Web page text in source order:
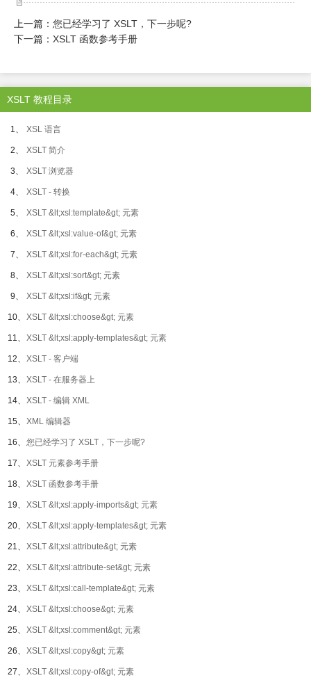
上一篇： 您已经学习了 XSLT，下一步呢?
下一篇： XSLT 函数参考手册
XSLT 教程目录
1、 XSL 语言
2、 XSLT 简介
3、 XSLT 浏览器
4、 XSLT - 转换
5、 XSLT &lt;xsl:template&gt; 元素
6、 XSLT &lt;xsl:value-of&gt; 元素
7、 XSLT &lt;xsl:for-each&gt; 元素
8、 XSLT &lt;xsl:sort&gt; 元素
9、 XSLT &lt;xsl:if&gt; 元素
10、 XSLT &lt;xsl:choose&gt; 元素
11、 XSLT &lt;xsl:apply-templates&gt; 元素
12、 XSLT - 客户端
13、 XSLT - 在服务器上
14、 XSLT - 编辑 XML
15、 XML 编辑器
16、 您已经学习了 XSLT，下一步呢?
17、 XSLT 元素参考手册
18、 XSLT 函数参考手册
19、 XSLT &lt;xsl:apply-imports&gt; 元素
20、 XSLT &lt;xsl:apply-templates&gt; 元素
21、 XSLT &lt;xsl:attribute&gt; 元素
22、 XSLT &lt;xsl:attribute-set&gt; 元素
23、 XSLT &lt;xsl:call-template&gt; 元素
24、 XSLT &lt;xsl:choose&gt; 元素
25、 XSLT &lt;xsl:comment&gt; 元素
26、 XSLT &lt;xsl:copy&gt; 元素
27、 XSLT &lt;xsl:copy-of&gt; 元素